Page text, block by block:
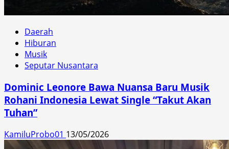
Daerah
Hiburan
Musik
Seputar Nusantara
Dominic Leonore Bawa Nuansa Baru Musik
Rohani Indonesia Lewat Single “Takut Akan
Tuhan”
KamiluProbo01 13/05/2026